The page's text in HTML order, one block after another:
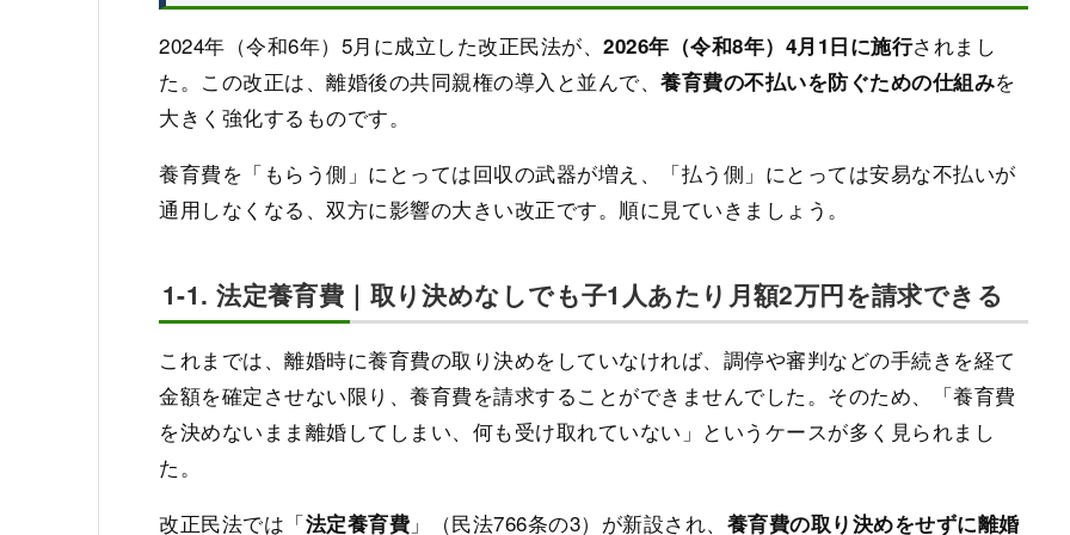
2024年（令和6年）5月に成立した改正民法が、2026年（令和8年）4月1日に施行されまし
た。この改正は、離婚後の共同親権の導入と並んで、養育費の不払いを防ぐための仕組みを
大きく強化するものです。
養育費を「もらう側」にとっては回収の武器が増え、「払う側」にとっては安易な不払いが
通用しなくなる、双方に影響の大きい改正です。順に見ていきましょう。
1-1. 法定養育費｜取り決めなしでも子1人あたり月額2万円を請求できる
これまでは、離婚時に養育費の取り決めをしていなければ、調停や審判などの手続きを経て
金額を確定させない限り、養育費を請求することができませんでした。そのため、「養育費
を決めないまま離婚してしまい、何も受け取れていない」というケースが多く見られまし
た。
改正民法では「法定養育費 」（民法766条の3）が新設され、 養育費の取り決めをせずに離婚